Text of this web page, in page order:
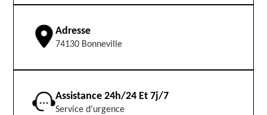
Adresse
74130 Bonneville
Assistance 24h/24 Et 7j/7
Service d'urgence